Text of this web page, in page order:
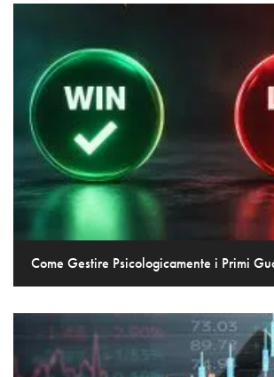
Come Gestire Psicologicamente i Primi